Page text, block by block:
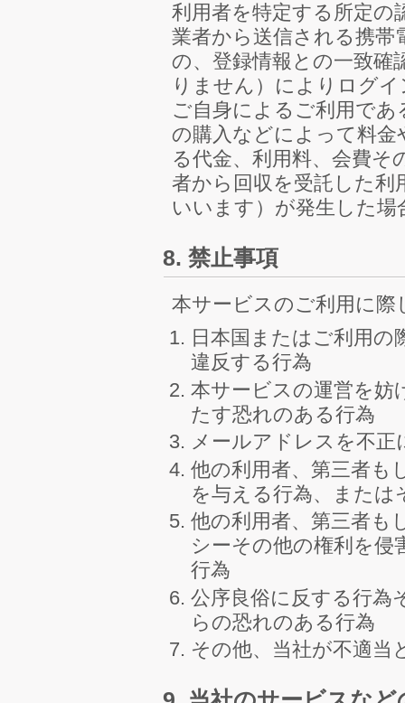
利用者を特定する所定の
業者から送信される携帯
の、登録情報との一致
りません）によりログ
ご自身によるご利用で
の購入などによって料
る代金、利用料、会費そ
者から回収を受託した利
いいます）が発生した
8. 禁止事項
本サービスのご利用に
日本国またはご利用の
違反する行為
本サービスの運営を妨
たす恐れのある行為
メールアドレスを不正
他の利用者、第三者も
を与える行為、また
他の利用者、第三者も
シーその他の権利を
行為
公序良俗に反する行為
らの恐れのある行為
その他、当社が不適当